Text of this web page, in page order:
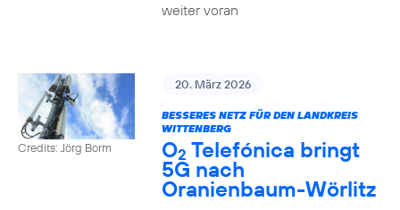
weiter voran
Credits: Jörg Borm
20. März 2026
BESSERES NETZ FÜR DEN LANDKREIS
WITTENBERG
O2 Telefónica bringt
5G nach
Oranienbaum-Wörlitz